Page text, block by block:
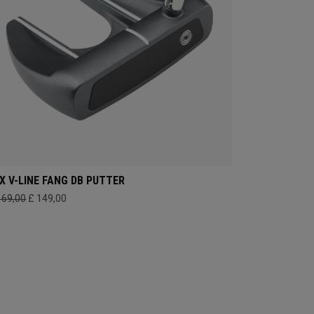
V-LINE FANG DB PUTTER
£ 149,00